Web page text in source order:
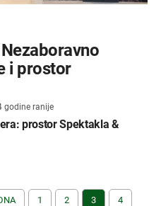
i prostor
godine ranije
prostor Spektakla &
1 2 3 4